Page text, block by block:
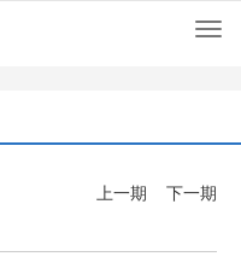
上一期 下一期